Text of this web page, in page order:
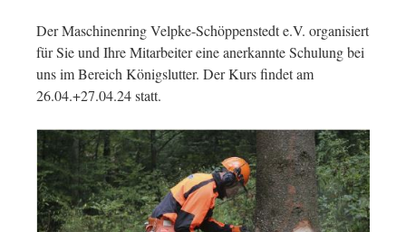
Der Maschinenring Velpke-Schöppenstedt e.V. organisiert
für Sie und Ihre Mitarbeiter eine anerkannte Schulung bei
uns im Bereich Königslutter. Der Kurs findet am
26.04.+27.04.24 statt.